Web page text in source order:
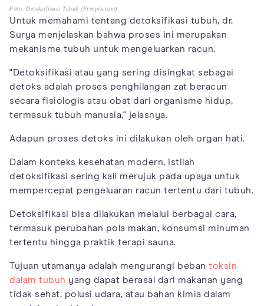
Foto: Detoksifikasi Tubuh (Freepik.com)
Untuk memahami tentang detoksifikasi tubuh, dr.
Surya menjelaskan bahwa proses ini merupakan
mekanisme tubuh untuk mengeluarkan racun.
"Detoksifikasi atau yang sering disingkat sebagai
detoks adalah proses penghilangan zat beracun
secara fisiologis atau obat dari organisme hidup,
termasuk tubuh manusia," jelasnya.
Adapun proses detoks ini dilakukan oleh organ hati.
Dalam konteks kesehatan modern, istilah
detoksifikasi sering kali merujuk pada upaya untuk
mempercepat pengeluaran racun tertentu dari tubuh.
Detoksifikasi bisa dilakukan melalui berbagai cara,
termasuk perubahan pola makan, konsumsi minuman
tertentu hingga praktik terapi sauna.
Tujuan utamanya adalah mengurangi beban toksin
dalam tubuh yang dapat berasal dari makanan yang
tidak sehat, polusi udara, atau bahan kimia dalam